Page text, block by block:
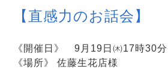
【直感力のお話会】
《開催日》 9月19日㈭17時30
《場所》 佐藤生花店様